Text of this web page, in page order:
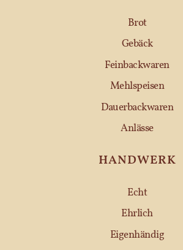
Brot
Gebäck
Feinbackwaren
Mehlspeisen
Dauerbackwaren
Anlässe
HANDWERK
Echt
Ehrlich
Eigenhändig